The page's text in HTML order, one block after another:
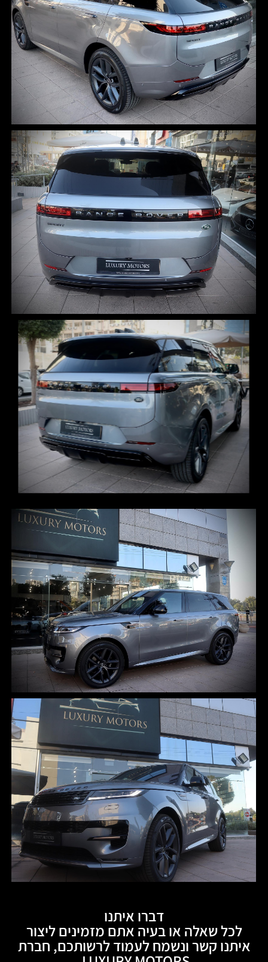
דברו איתנו
לכל שאלה או בעיה אתם מזמינים ליצור
איתנו קשר ונשמח לעמוד לרשותכם, חברת